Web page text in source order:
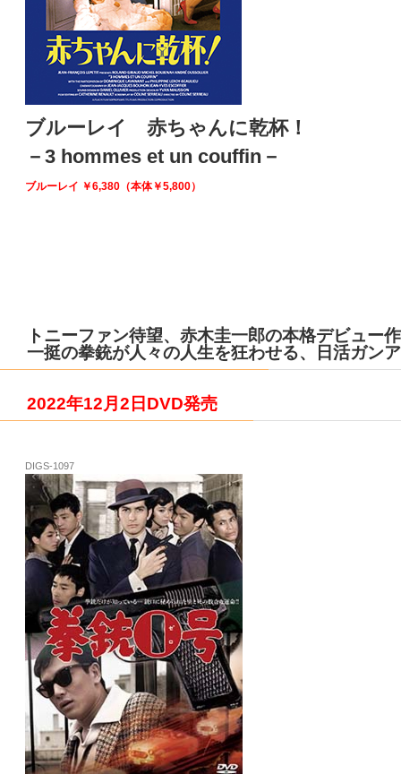
ブルーレイ 赤ちゃんに乾杯！
－3 hommes et un couffin－
ブルーレイ ￥6,380（本体￥5,800）
トニーファン待望、赤木圭一郎の本格デビュー
一挺の拳銃が人々の人生を狂わせる、日活ガン
2022年12月2日DVD発売
DIGS-1097